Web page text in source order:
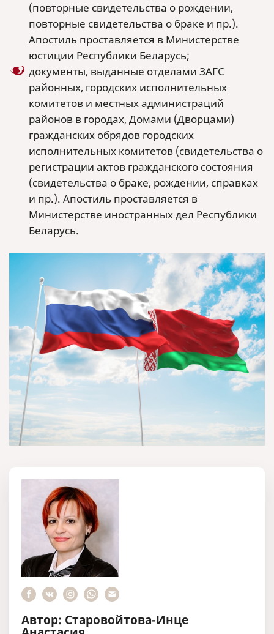
(повторные свидетельства о рождении,
повторные свидетельства о браке и пр.).
Апостиль проставляется в Министерстве
юстиции Республики Беларусь;
документы, выданные отделами ЗАГС
районных, городских исполнительных
комитетов и местных администраций
районов в городах, Домами (Дворцами)
гражданских обрядов городских
исполнительных комитетов (свидетельства о
регистрации актов гражданского состояния
(свидетельства о браке, рождении, справках
и пр.). Апостиль проставляется в
Министерстве иностранных дел Республики
Беларусь.
Автор: Старовойтова-Инце